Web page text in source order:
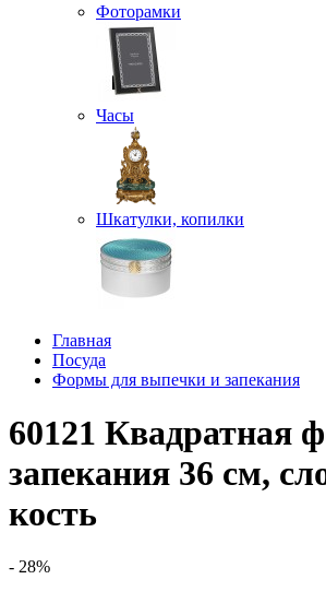
Фоторамки
Часы
Шкатулки, копилки
Главная
Посуда
Формы для выпечки и запекания
60121 Квадратная
запекания 36 см,
кость
- 28%